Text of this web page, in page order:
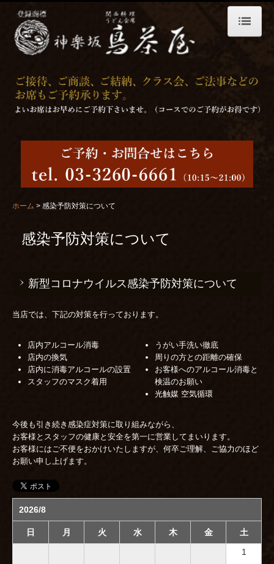
ホーム
プライバシーポリシー
お料理
夜のお料理
お飲物
個室・ご宴会
お食い初め
ご結納・お顔合わせ
ご婚礼
ホーム 感染予防対策について
感染予防対策について
新型コロナウイルス感染予防対策について
当店では、下記の対策を行っております。
店内アルコール消毒
店内の換気
店内に消毒アルコールの設置
スタッフのマスク着用
うがい手洗い徹底
周りの方との距離の確保
お客様へのアルコール消毒と
検温のお願い
光触媒 空気循環
今後も引き続き感染症対策に取り組みながら、
お客様とスタッフの健康と安全を第一に営業してまいります。
お客様にはご不便をおかけいたしますが、何卒ご理解、ご協力のほど
お願い申し上げます。
2026/8
日 月 火 水 木 金
土
1